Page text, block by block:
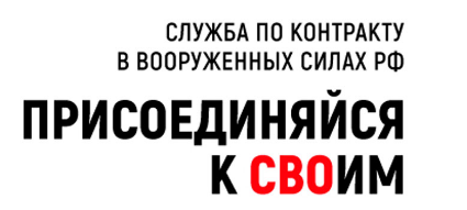
невесты оставит
вас без слов!
Пересмотрела 10
раз
переставая, это
видео
пересмотришь
не раз